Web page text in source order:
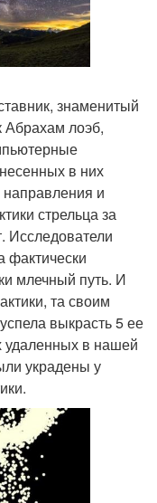
знаменитый
Абрахам лоэб,
в них
направления и
стрельца за
Исследователи
фактически
млечный путь. И
та своим
выкрасть 5 ее
удаленных в нашей
украдены у